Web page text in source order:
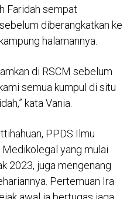
Faridah sempat
diberangkatkan ke
halamannya.
di RSCM sebelum
semua kumpul di situ
kata Vania.
PPDS Ilmu
yang mulai
2023, juga mengenang
Pertemuan Ira